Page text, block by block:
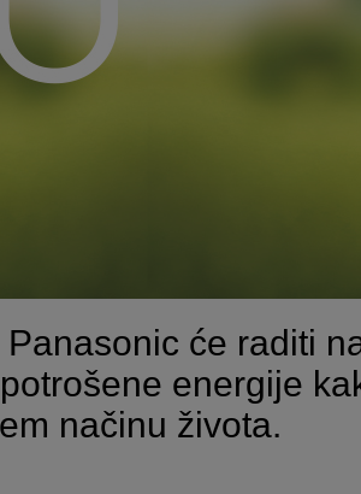
će raditi
energije
načinu života.